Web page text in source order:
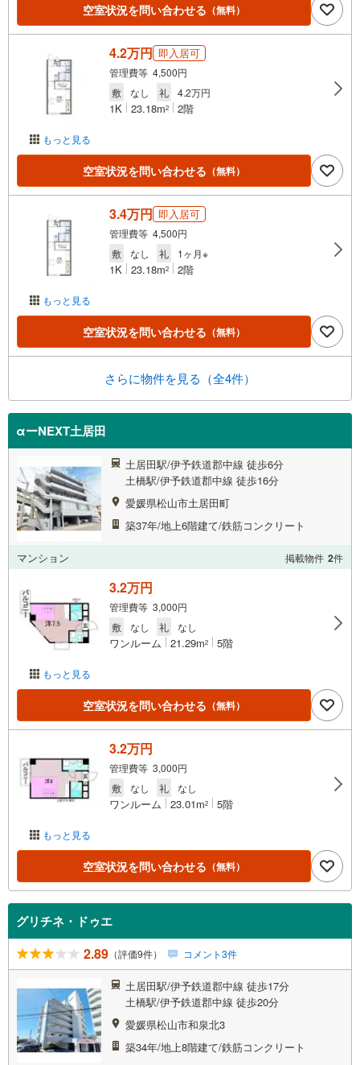
空室状況を問い合わせる （無料）
もっと見る
4.2万円 即入居可
管理費等 4,500円
敷
なし 礼 4.2万円
1K 23.18m2 2階
空室状況を問い合わせる （無料）
もっと見る
3.4万円 即入居可
管理費等 4,500円
敷
なし 礼 1ヶ月※
1K 23.18m2 2階
空室状況を問い合わせる （無料）
さらに物件を見る（全4件）
αーNEXT土居田
土居田駅/伊予鉄道郡中線 徒歩6分
土橋駅/伊予鉄道郡中線 徒歩16分
愛媛県松山市土居田町
築37年/地上6階建て/鉄筋コンクリート
マンション 掲載物件 2件
もっと見る
3.2万円
管理費等 3,000円
敷
なし 礼 なし
ワンルーム 21.29m2 5階
空室状況を問い合わせる （無料）
もっと見る
3.2万円
管理費等 3,000円
敷
なし 礼 なし
ワンルーム 23.01m2 5階
空室状況を問い合わせる （無料）
グリチネ・ドゥエ
2.89 （評価9件） コメント3件
土居田駅/伊予鉄道郡中線 徒歩17分
土橋駅/伊予鉄道郡中線 徒歩20分
愛媛県松山市和泉北3
築34年/地上8階建て/鉄筋コンクリート